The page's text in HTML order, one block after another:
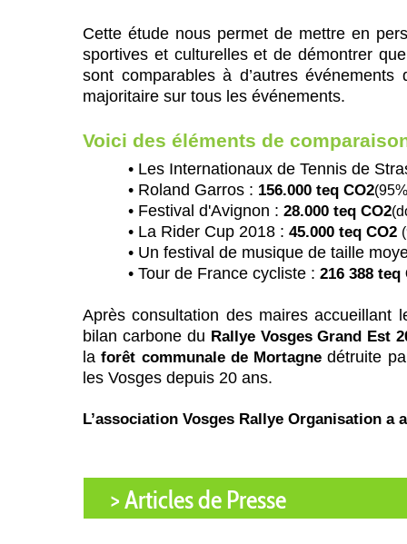
Cette étude nous permet de mettre en
sportives et culturelles et de démontrer
sont comparables à d’autres
majoritaire sur tous les événements.
Voici des éléments de
• Les Internationaux de Tennis de
• Roland Garros : 156.000 teq CO2
• Festival d'Avignon : 28.000 teq CO2
• La Rider Cup 2018 : 45.000 teq CO2
• Un festival de musique de taille
• Tour de France cycliste : 216 388 teq
Après consultation des maires accueillant
bilan carbone du Rallye Vosges Grand Est
laforêt communale de Mortagne détruite
les Vosges depuis 20 ans.
L’association Vosges Rallye Organisation a
> Articles de Presse